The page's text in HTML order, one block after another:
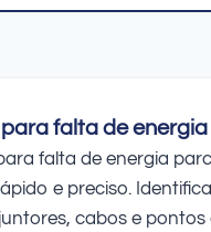
falta de energia
falta de energia
e preciso.
cabos e pontos